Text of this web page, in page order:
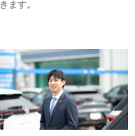
ます。